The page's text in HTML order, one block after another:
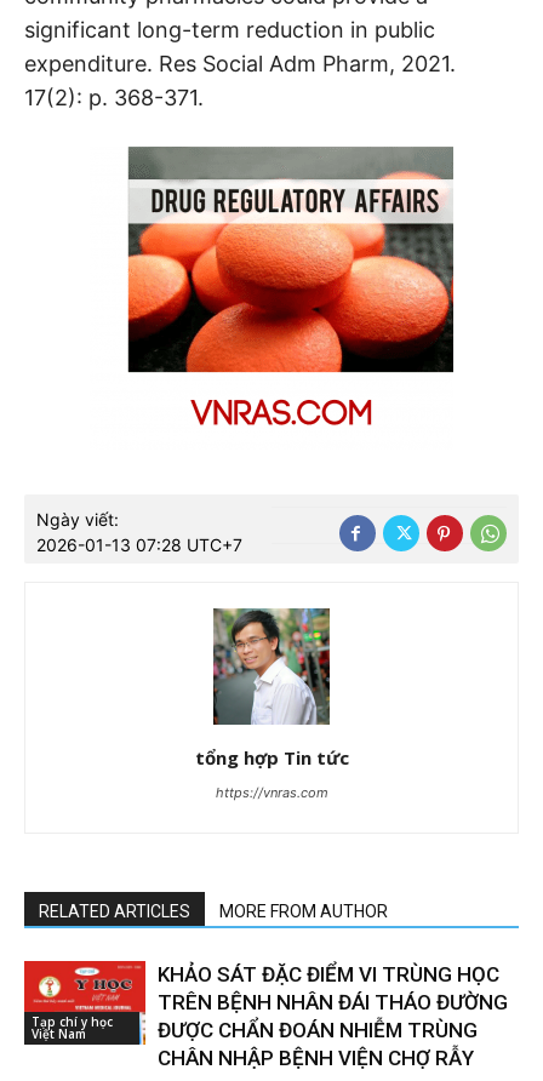
significant long-term reduction in public
expenditure. Res Social Adm Pharm, 2021.
17(2): p. 368-371.
Ngày viết:
2026-01-13 07:28 UTC+7
tổng hợp Tin tức
https://vnras.com
RELATED ARTICLES MORE FROM AUTHOR
Tạp chí y học
Việt Nam
KHẢO SÁT ĐẶC ĐIỂM VI TRÙNG HỌC
TRÊN BỆNH NHÂN ĐÁI THÁO ĐƯỜNG
ĐƯỢC CHẨN ĐOÁN NHIỄM TRÙNG
CHÂN NHẬP BỆNH VIỆN CHỢ RẪY